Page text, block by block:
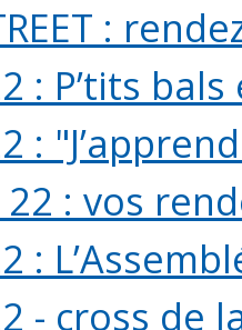
:
: P’tits
:
: vos
:
- cross de